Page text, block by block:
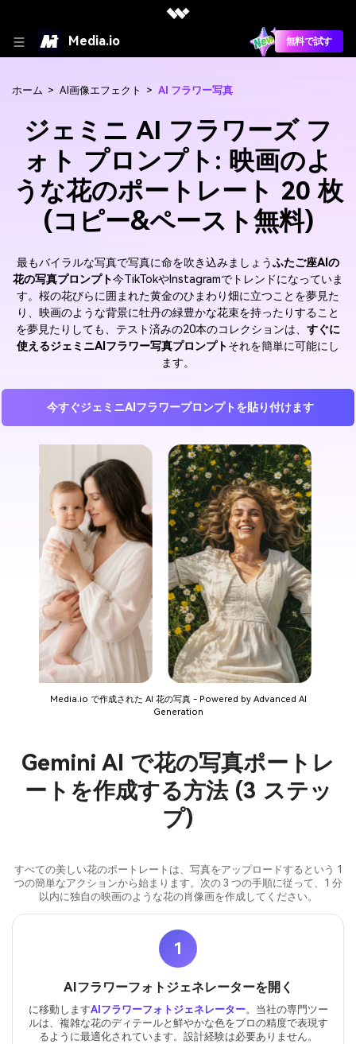
Media.io 無料で試す
ホーム > AI画像エフェクト > AI フラワー写真
ジェミニ AI フラワーズ フ
ォト プロンプト: 映画のよ
うな花のポートレート 20 枚
(コピー&ペースト無料)
最もバイラルな写真で写真に命を吹き込みましょうふたご座AIの
花の写真プロンプト今TikTokやInstagramでトレンドになっていま
す。桜の花びらに囲まれた黄金のひまわり畑に立つことを夢見た
り、映画のような背景に牡丹の緑豊かな花束を持ったりすること
を夢見たりしても、テスト済みの20本のコレクションは、 すぐに
使えるジェミニAIフラワー写真プロンプトそれを簡単に可能にし
ます。
今すぐジェミニAIフラワープロンプトを貼り付けます
Media.io で作成された AI 花の写真 - Powered by Advanced AI
Generation
Gemini AI で花の写真ポートレ
ートを作成する方法 (3 ステッ
プ)
すべての美しい花のポートレートは、写真をアップロードするという 1
つの簡単なアクションから始まります。次の 3 つの手順に従って、1 分
以内に独自の映画のような花の肖像画を作成してください。
1
AIフラワーフォトジェネレーターを開く
に移動しますAIフラワーフォトジェネレーター。当社の専門ツー
ルは、複雑な花のディテールと鮮やかな色をプロの精度で表現す
るように最適化されています。設計経験は必要ありません。